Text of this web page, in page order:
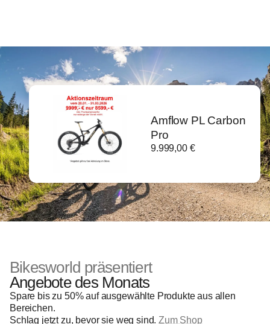
Amflow PL Carbon
Pro
9.999,00 €
Bikesworld präsentiert
Angebote des Monats
Spare bis zu 50% auf ausgewählte Produkte aus allen
Bereichen.
Schlag jetzt zu, bevor sie weg sind.Zum Shop